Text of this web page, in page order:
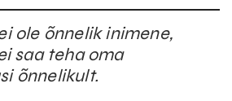
ole õnnelik inimene,
saa teha oma
õnnelikult.